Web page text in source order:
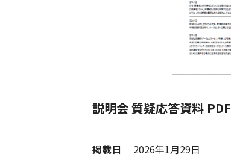
説明会 質疑応答資料 PDF
掲載日 2026年1月29日